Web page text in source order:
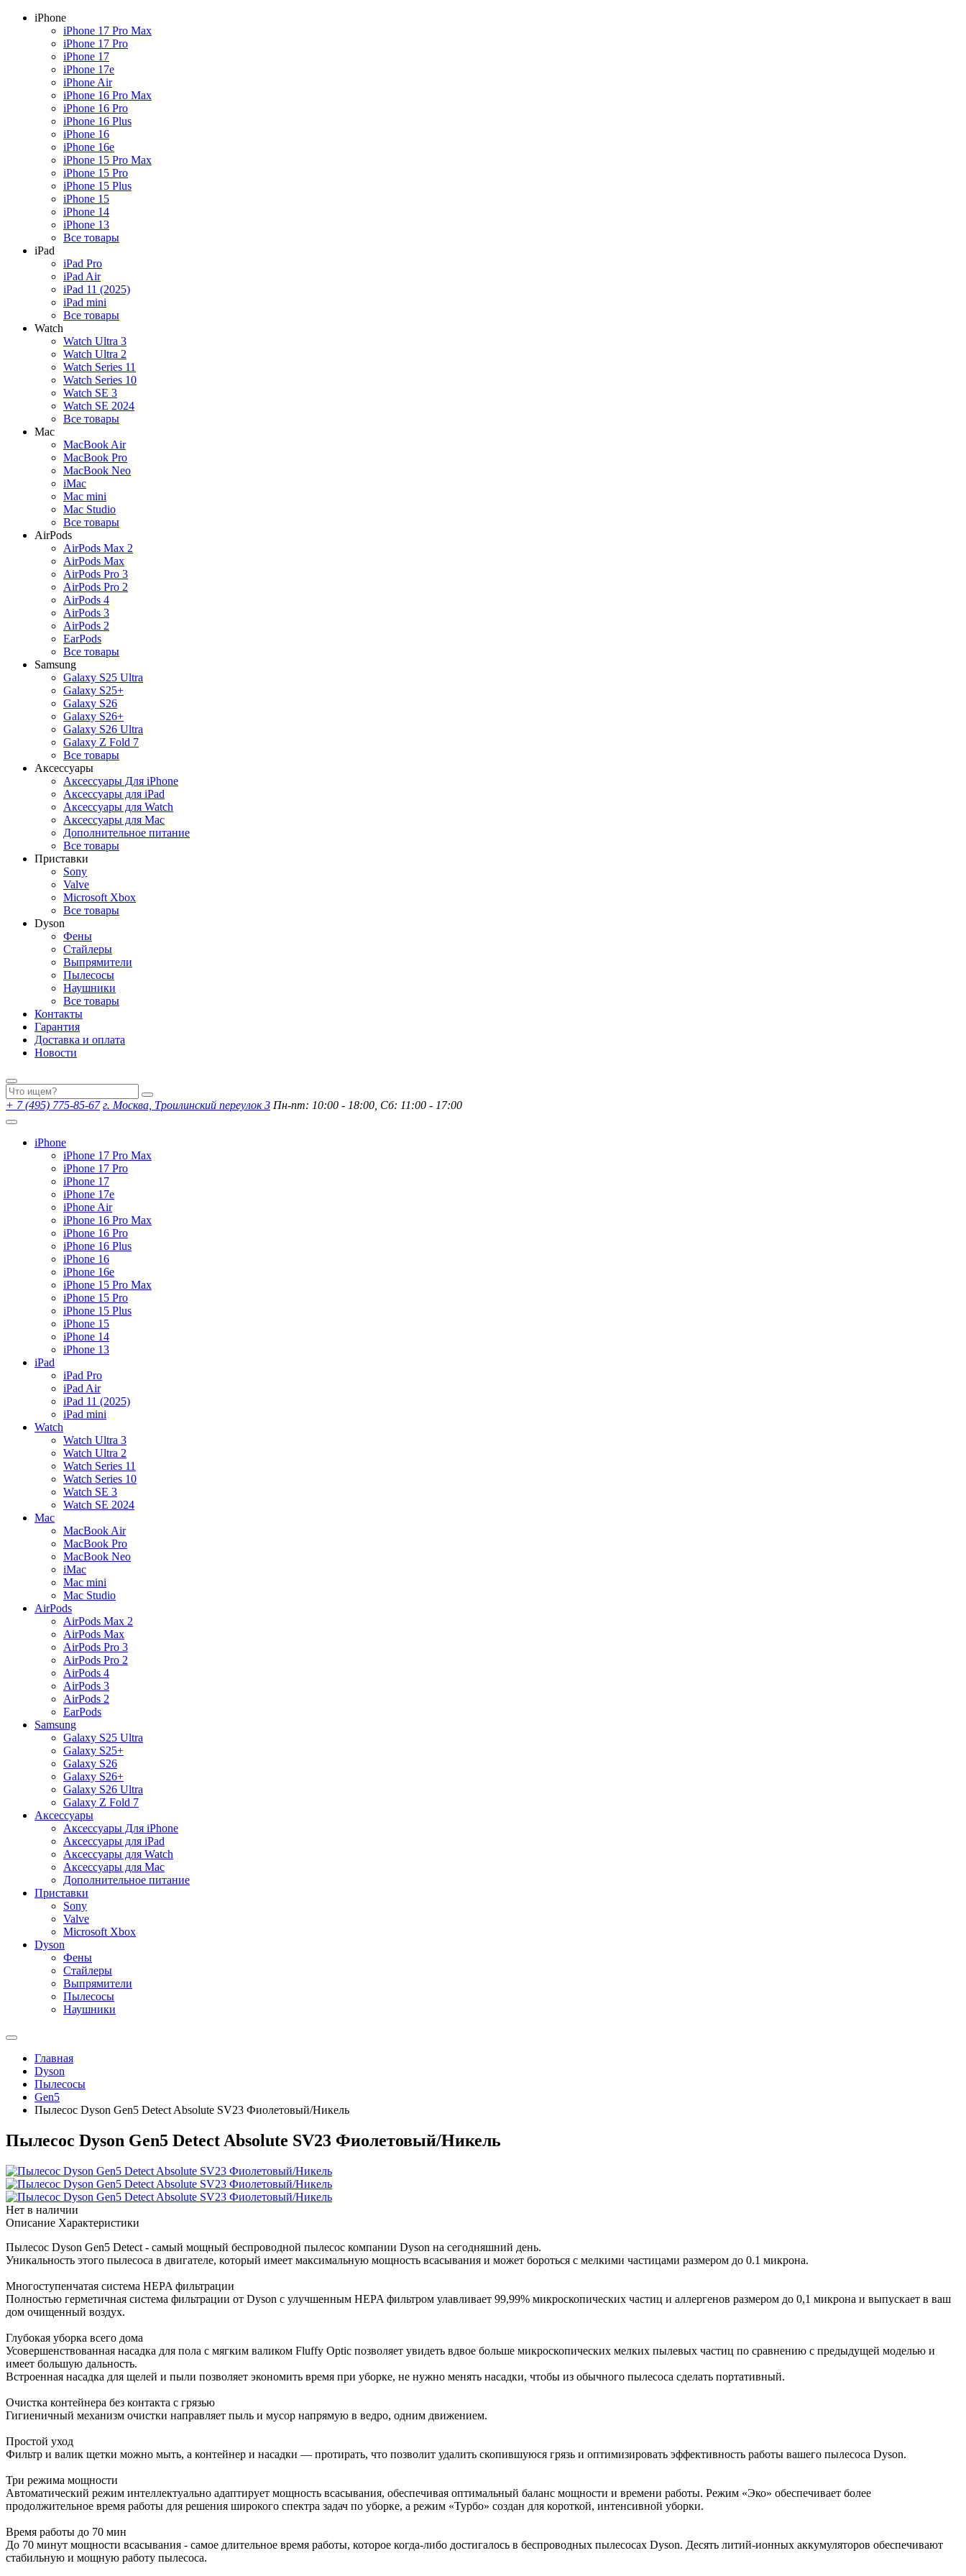
iPhone
iPhone 17 Pro Max
iPhone 17 Pro
iPhone 17
iPhone 17e
iPhone Air
iPhone 16 Pro Max
iPhone 16 Pro
iPhone 16 Plus
iPhone 16
iPhone 16e
iPhone 15 Pro Max
iPhone 15 Pro
iPhone 15 Plus
iPhone 15
iPhone 14
iPhone 13
Все товары
iPad
iPad Pro
iPad Air
iPad 11 (2025)
iPad mini
Все товары
Watch
Watch Ultra 3
Watch Ultra 2
Watch Series 11
Watch Series 10
Watch SE 3
Watch SE 2024
Все товары
Mac
MacBook Air
MacBook Pro
MacBook Neo
iMac
Mac mini
Mac Studio
Все товары
AirPods
AirPods Max 2
AirPods Max
AirPods Pro 3
AirPods Pro 2
AirPods 4
AirPods 3
AirPods 2
EarPods
Все товары
Samsung
Galaxy S25 Ultra
Galaxy S25+
Galaxy S26
Galaxy S26+
Galaxy S26 Ultra
Galaxy Z Fold 7
Все товары
Аксессуары
Аксессуары Для iPhone
Аксессуары для iPad
Аксессуары для Watch
Аксессуары для Mac
Дополнительное питание
Все товары
Приставки
Sony
Valve
Microsoft Xbox
Все товары
Dyson
Фены
Стайлеры
Выпрямители
Пылесосы
Наушники
Все товары
Контакты
Гарантия
Доставка и оплата
Новости
+ 7 (495) 775-85-67 г. Москва, Троилинский переулок 3 Пн-пт: 10:00 - 18:00, Сб: 11:00 - 17:00
iPhone
iPhone 17 Pro Max
iPhone 17 Pro
iPhone 17
iPhone 17e
iPhone Air
iPhone 16 Pro Max
iPhone 16 Pro
iPhone 16 Plus
iPhone 16
iPhone 16e
iPhone 15 Pro Max
iPhone 15 Pro
iPhone 15 Plus
iPhone 15
iPhone 14
iPhone 13
iPad
iPad Pro
iPad Air
iPad 11 (2025)
iPad mini
Watch
Watch Ultra 3
Watch Ultra 2
Watch Series 11
Watch Series 10
Watch SE 3
Watch SE 2024
Mac
MacBook Air
MacBook Pro
MacBook Neo
iMac
Mac mini
Mac Studio
AirPods
AirPods Max 2
AirPods Max
AirPods Pro 3
AirPods Pro 2
AirPods 4
AirPods 3
AirPods 2
EarPods
Samsung
Galaxy S25 Ultra
Galaxy S25+
Galaxy S26
Galaxy S26+
Galaxy S26 Ultra
Galaxy Z Fold 7
Аксессуары
Аксессуары Для iPhone
Аксессуары для iPad
Аксессуары для Watch
Аксессуары для Mac
Дополнительное питание
Приставки
Sony
Valve
Microsoft Xbox
Dyson
Фены
Стайлеры
Выпрямители
Пылесосы
Наушники
Главная
Dyson
Пылесосы
Gen5
Пылесос Dyson Gen5 Detect Absolute SV23 Фиолетовый/Никель
Пылесос Dyson Gen5 Detect Absolute SV23 Фиолетовый/Никель
Нет в наличии
Описание Характеристики
Пылесос Dyson Gen5 Deteсt - самый мощный беспроводной пылесос компании Dyson на сегодняшний день.
Уникальность этого пылесоса в двигателе, который имеет максимальную мощность всасывания и может бороться с мелкими частицами размером до 0.1 микрона.
Многоступенчатая система HEPA фильтрации
Полностью герметичная система фильтрации от Dyson с улучшенным HEPA фильтром улавливает 99,99% микроскопических частиц и аллергенов размером до 0,1 микрона и выпускает в ваш
дом очищенный воздух.
Глубокая уборка всего дома
Усовершенствованная насадка для пола с мягким валиком Fluffy Optic позволяет увидеть вдвое больше микроскопических мелких пылевых частиц по сравнению с предыдущей моделью и
имеет большую дальность.
Встроенная насадка для щелей и пыли позволяет экономить время при уборке, не нужно менять насадки, чтобы из обычного пылесоса сделать портативный.
Очистка контейнера без контакта с грязью
Гигиеничный механизм очистки направляет пыль и мусор напрямую в ведро, одним движением.
Простой уход
Фильтр и валик щетки можно мыть, а контейнер и насадки — протирать, что позволит удалить скопившуюся грязь и оптимизировать эффективность работы вашего пылесоса Dyson.
Три режима мощности
Автоматический режим интеллектуально адаптирует мощность всасывания, обеспечивая оптимальный баланс мощности и времени работы. Режим «Эко» обеспечивает более
продолжительное время работы для решения широкого спектра задач по уборке, а режим «Турбо» создан для короткой, интенсивной уборки.
Время работы до 70 мин
До 70 минут мощности всасывания - самое длительное время работы, которое когда-либо достигалось в беспроводных пылесосах Dyson. Десять литий-ионных аккумуляторов обеспечивают
стабильную и мощную работу пылесоса.